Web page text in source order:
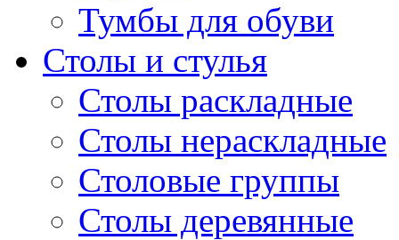
Тумбы для обуви
Столы и стулья
Столы раскладные
Столы нераскладные
Столовые группы
Столы деревянные